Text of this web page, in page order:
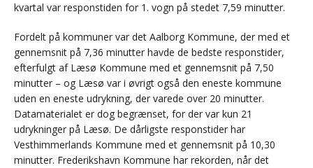
kvartal var responstiden for 1. vogn på stedet 7,59 minutter.
Fordelt på kommuner var det Aalborg Kommune, der med et
gennemsnit på 7,36 minutter havde de bedste responstider,
efterfulgt af Læsø Kommune med et gennemsnit på 7,50
minutter – og Læsø var i øvrigt også den eneste kommune
uden en eneste udrykning, der varede over 20 minutter.
Datamaterialet er dog begrænset, for der var kun 21
udrykninger på Læsø. De dårligste responstider har
Vesthimmerlands Kommune med et gennemsnit på 10,30
minutter. Frederikshavn Kommune har rekorden, når det